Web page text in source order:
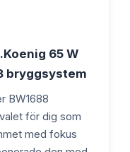
65 W
bryggsystem
BW1688
för dig som
med fokus